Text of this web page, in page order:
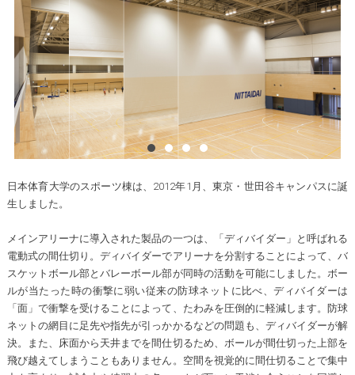
日本体育大学のスポーツ棟は、2012年1月、東京・世田谷キャンパスに誕
生しました。
メインアリーナに導入された製品の一つは、「ディバイダー」と呼ばれる
電動式の間仕切り。ディバイダーでアリーナを分割することによって、バ
スケットボール部とバレーボール部が同時の活動を可能にしました。ボー
ルが当たった時の衝撃に弱い従来の防球ネットに比べ、ディバイダーは
「面」で衝撃を受けることによって、たわみを圧倒的に軽減します。防球
ネットの網目に足先や指先が引っかかるなどの問題も、ディバイダーが解
決。また、床面から天井までを間仕切るため、ボールが間仕切った上部を
飛び越えてしまうこともありません。空間を視覚的に間仕切ることで集中